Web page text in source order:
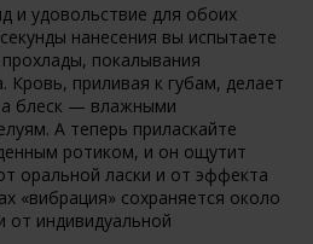
и удовольствие для обоих
нанесения вы испытаете
покалывания
Кровь, приливая к губам, делает
блеск — влажными
А теперь приласкайте
ротиком, и он ощутит
оральной ласки и от эффекта
«вибрация» сохраняется около
от индивидуальной